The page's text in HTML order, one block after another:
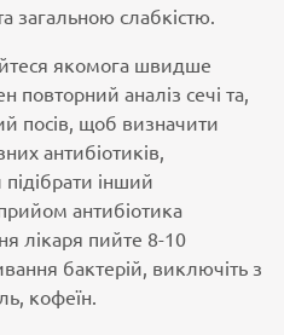
загальною слабкістю.
якомога швидше
повторний аналіз сечі та,
посів, щоб визначити
антибіотиків,
інший
антибіотика
лікаря пийте 8-10
бактерій, виключіть з
кофеїн.